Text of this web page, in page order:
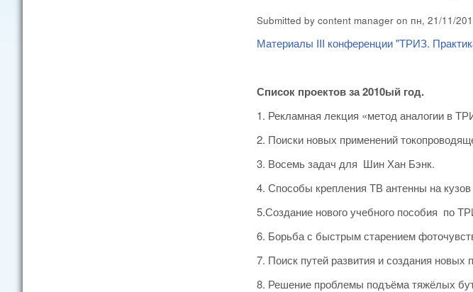
Submitted by content manager on пн, 21/11/
Материалы III конференции "ТРИЗ.
Список проектов за 2010ый год.
1. Рекламная лекция «метод аналогии в
2. Поиски новых применений
3. Восемь задач для Шин Хан Бэнк.
4. Способы крепления ТВ антенны на
5.Создание нового учебного пособия по
6. Борьба с быстрым старением
7. Поиск путей развития и создания новых
8. Решение проблемы подъёма тяжёлых